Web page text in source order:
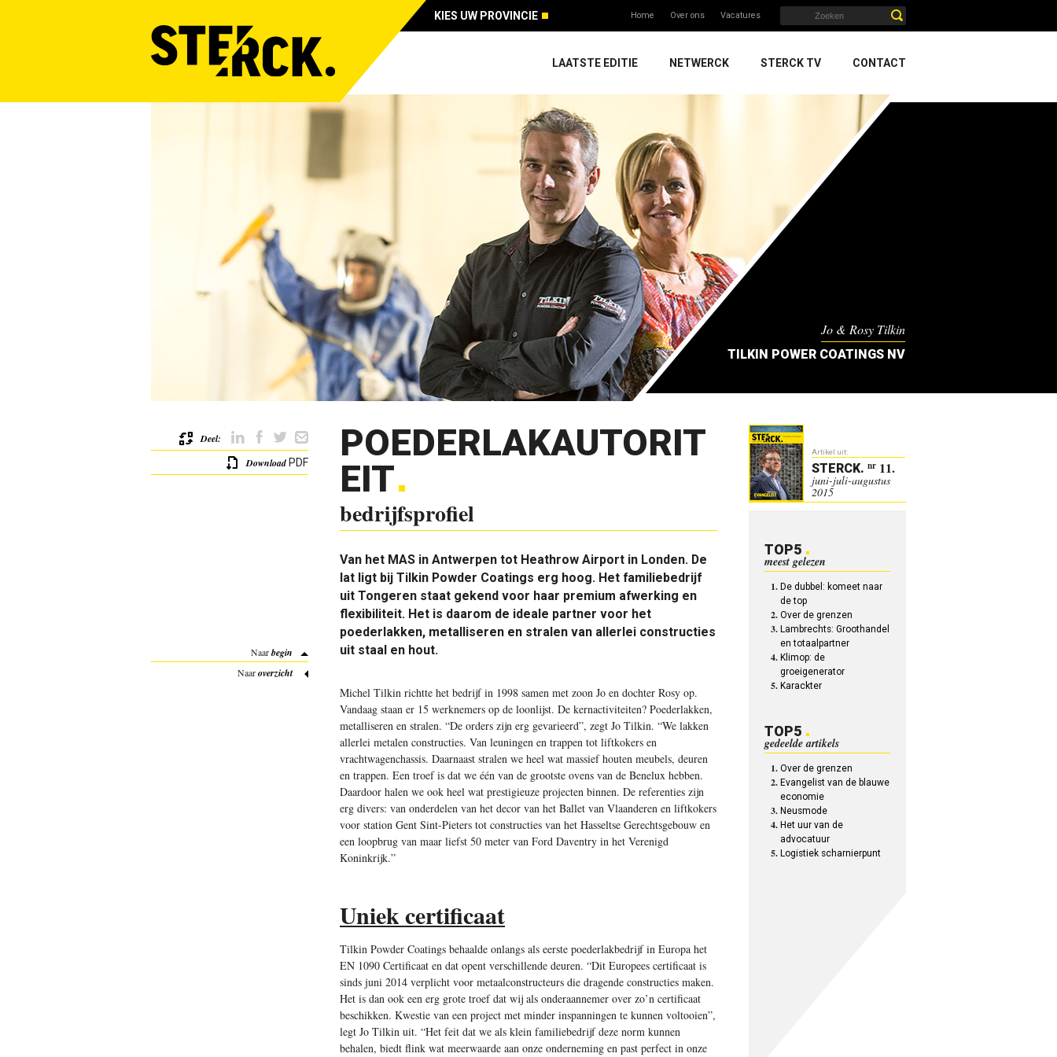
KIES UW PROVINCIE Home Over ons Vacatures
LAATSTE EDITIE NETWERCK STERCK TV CONTACT
Jo & Rosy Tilkin
TILKIN POWER COATINGS NV
POEDERLAKAUTORIT
EIT
bedrijfsprofiel
Van het MAS in Antwerpen tot Heathrow Airport in Londen. De
lat ligt bij Tilkin Powder Coatings erg hoog. Het familiebedrijf
uit Tongeren staat gekend voor haar premium afwerking en
flexibiliteit. Het is daarom de ideale partner voor het
poederlakken, metalliseren en stralen van allerlei constructies
uit staal en hout.
Michel Tilkin richtte het bedrijf in 1998 samen met zoon Jo en dochter Rosy op.
Vandaag staan er 15 werknemers op de loonlijst. De kernactiviteiten? Poederlakken,
metalliseren en stralen. “De orders zijn erg gevarieerd”, zegt Jo Tilkin. “We lakken
allerlei metalen constructies. Van leuningen en trappen tot liftkokers en
vrachtwagenchassis. Daarnaast stralen we heel wat massief houten meubels, deuren
en trappen. Een troef is dat we één van de grootste ovens van de Benelux hebben.
Daardoor halen we ook heel wat prestigieuze projecten binnen. De referenties zijn
erg divers: van onderdelen van het decor van het Ballet van Vlaanderen en liftkokers
voor station Gent Sint-Pieters tot constructies van het Hasseltse Gerechtsgebouw en
een loopbrug van maar liefst 50 meter van Ford Daventry in het Verenigd
Koninkrijk.”
Uniek certificaat
Tilkin Powder Coatings behaalde onlangs als eerste poederlakbedrijf in Europa het
EN 1090 Certificaat en dat opent verschillende deuren. “Dit Europees certificaat is
sinds juni 2014 verplicht voor metaalconstructeurs die dragende constructies maken.
Het is dan ook een erg grote troef dat wij als onderaannemer over zo’n certificaat
beschikken. Kwestie van een project met minder inspanningen te kunnen voltooien”,
legt Jo Tilkin uit. “Het feit dat we als klein familiebedrijf deze norm kunnen
behalen, biedt flink wat meerwaarde aan onze onderneming en past perfect in onze
Deel:
DownloadPDF
Naarbegin
Naaroverzicht
Artikel uit:
STERCK. nr 11.
juni-juli-augustus
2015
TOP5
meest gelezen
De dubbel: komeet naar
de top
Over de grenzen
Lambrechts: Groothandel
en totaalpartner
Klimop: de
groeigenerator
Karackter
TOP5
gedeelde artikels
Over de grenzen
Evangelist van de blauwe
economie
Neusmode
Het uur van de
advocatuur
Logistiek scharnierpunt